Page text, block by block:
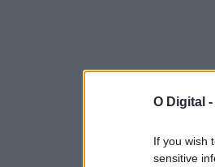
O Digital -
If you wish
sensitive